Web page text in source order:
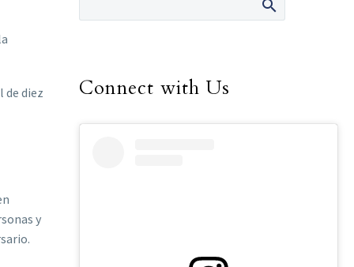
de diez
y
Connect with Us